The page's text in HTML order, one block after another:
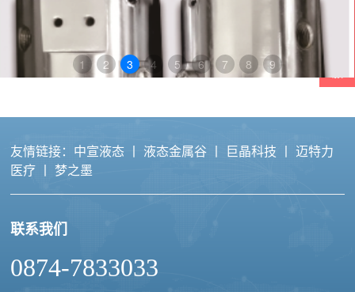
1 2 3 4 5 6 7 8 9
友情链接： 中宣液态 丨 液态金属谷 丨 巨晶科技 丨迈特力
医疗 丨 梦之墨
联系我们
0874-7833033